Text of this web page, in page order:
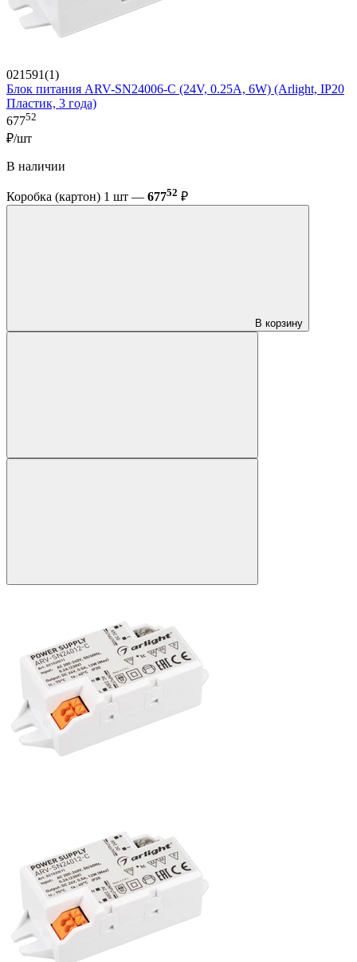
021591(1)
Блок питания ARV-SN24006-C (24V, 0.25A, 6W) (Arlight, IP20
Пластик, 3 года)
67752
₽/шт
В наличии
Коробка (картон) 1 шт — 67752 ₽
В корзину